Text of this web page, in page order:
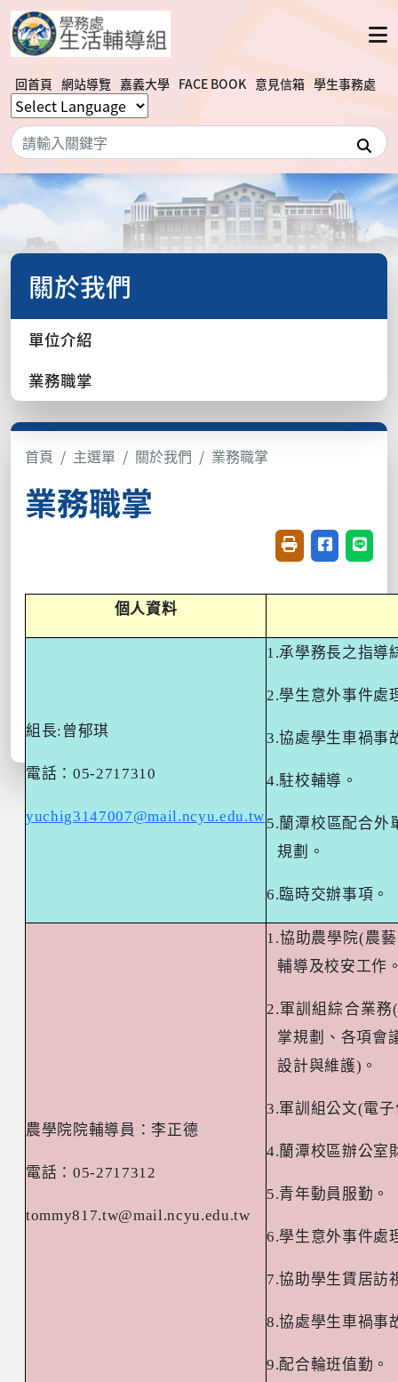
回首頁 網站導覽 嘉義大學 FACE BOOK 意見信箱 學生事務處
搜尋
關於我們
單位介紹
業務職掌
首頁 主選單 關於我們 業務職掌
業務職掌
友善列印(開新視
分享至臉書
分享
個人資料
組長: 曾郁琪
電話：05-2717310
yuchig3147007@mail.ncyu.edu.tw
1.承學務長之指導
2.學生意外事件處
3.協處學生車禍事
4.駐校輔導。
5.蘭潭校區配合外
規劃。
6.臨時交辦事項。
農學院院輔導員：李正德
電話：05-2717312
tommy817.tw@mail.ncyu.edu.tw
1.協助農學院(農
輔導及校安工作
2.軍訓組綜合業務(
掌規劃、各項會
設計與維護) 。
3.軍訓組公文(電
4.蘭潭校區辦公室
5.青年動員服勤。
6.學生意外事件處
7.協助學生賃居訪
8.協處學生車禍事
9.配合輪班值勤。